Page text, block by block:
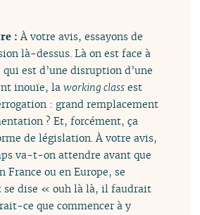
:À votre avis, essayons de
là-dessus. Là on est face à
est d’une disruption d’une
inouïe, laworking class est
: grand remplacement
? Et, forcément, ça
de législation. À votre avis,
va-t-on attendre avant que
France ou en Europe, se
se dise « ouh là là, il faudrait
ce que commencer à y